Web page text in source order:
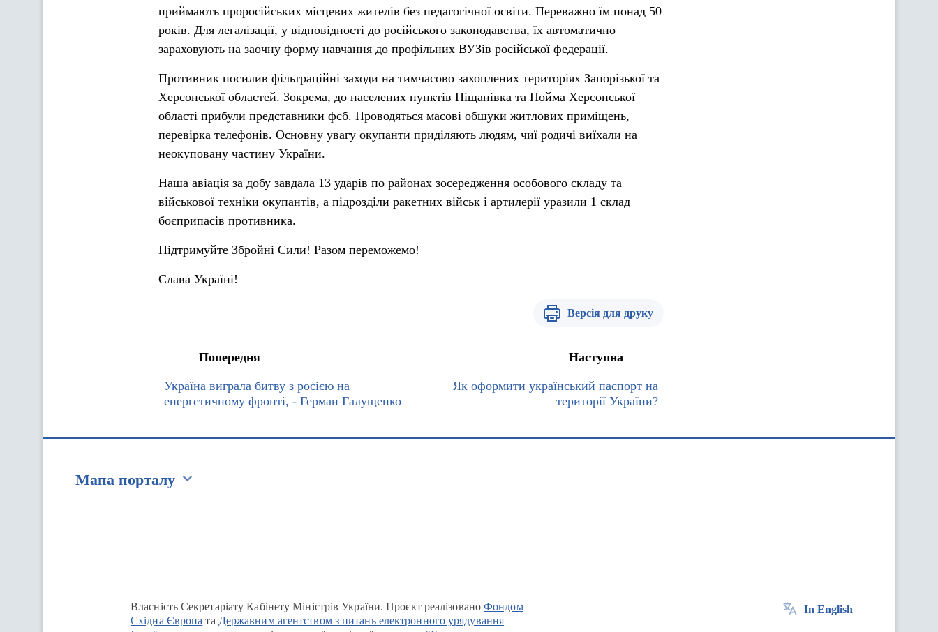
приймають проросійських місцевих жителів без педагогічної освіти. Переважно їм понад 50
років. Для легалізації, у відповідності до російського законодавства, їх автоматично
зараховують на заочну форму навчання до профільних ВУЗів російської федерації.
Противник посилив фільтраційні заходи на тимчасово захоплених територіях Запорізької та
Херсонської областей. Зокрема, до населених пунктів Піщанівка та Пойма Херсонської
області прибули представники фсб. Проводяться масові обшуки житлових приміщень,
перевірка телефонів. Основну увагу окупанти приділяють людям, чиї родичі виїхали на
неокуповану частину України.
Наша авіація за добу завдала 13 ударів по районах зосередження особового складу та
військової техніки окупантів, а підрозділи ракетних військ і артилерії уразили 1 склад
боєприпасів противника.
Підтримуйте Збройні Сили! Разом переможемо!
Слава Україні!
Версія для друку
Попередня
Україна виграла битву з росією на
енергетичному фронті, - Герман Галущенко
Наступна
Як оформити український паспорт на
території України?
Мапа порталу
Власність Секретаріату Кабінету Міністрів України. Проєкт реалізованоФондом
Східна Європа та Державним агентством з питань електронного урядування
In English